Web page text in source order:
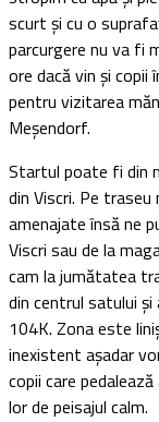
scurt şi cu o
parcurgere nu va fi
ore dacă vin şi
pentru vizitarea
Meşendorf.
Startul poate fi din
din Viscri. Pe
amenajate însă ne
Viscri sau de la
cam la jumătatea
din centrul satului
104K. Zona este
inexistent aşadar
copii care
lor de peisajul calm.